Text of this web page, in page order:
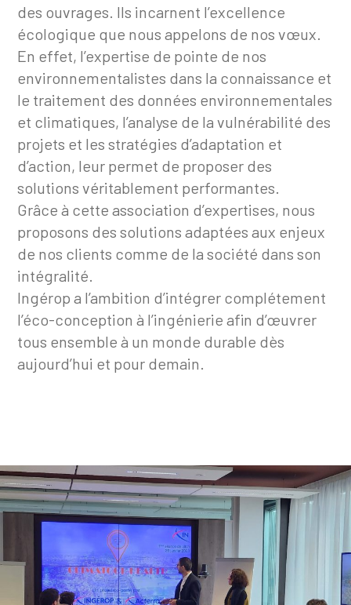
des ouvrages. Ils incarnent l’excellence
écologique que nous appelons de nos vœux.
En effet, l’expertise de pointe de nos
environnementalistes dans la connaissance et
le traitement des données environnementales
et climatiques, l’analyse de la vulnérabilité des
projets et les stratégies d’adaptation et
d’action, leur permet de proposer des
solutions véritablement performantes.
Grâce à cette association d’expertises, nous
proposons des solutions adaptées aux enjeux
de nos clients comme de la société dans son
intégralité.
Ingérop a l’ambition d’intégrer complétement
l’éco-conception à l’ingénierie afin d’œuvrer
tous ensemble à un monde durable dès
aujourd’hui et pour demain.
Une dynamique d’innovation
et de R&D du groupe toujours